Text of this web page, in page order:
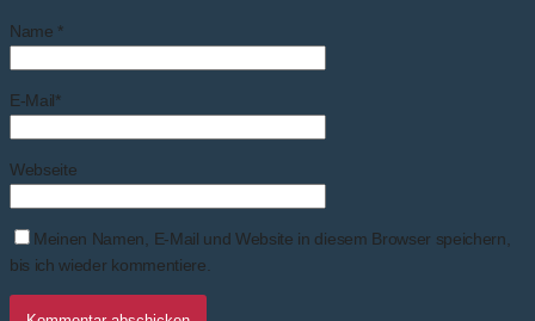
Name *
E-Mail*
Webseite
Meinen Namen, E-Mail und Website in diesem Browser speichern,
bis ich wieder kommentiere.